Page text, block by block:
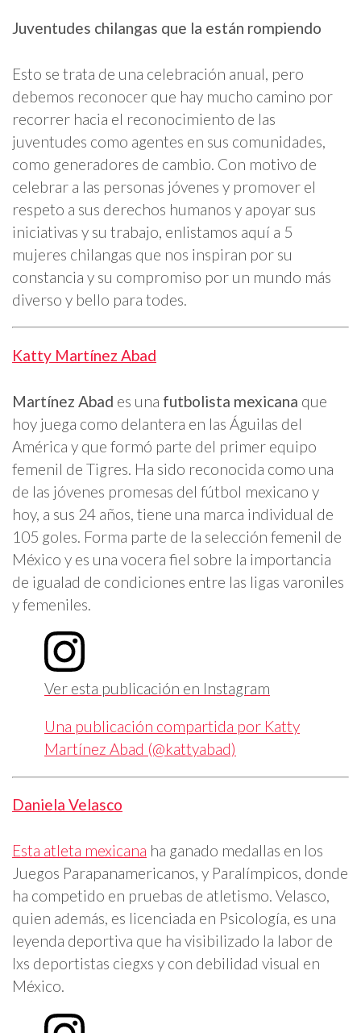
Juventudes chilangas que la están rompiendo
Esto se trata de una celebración anual, pero
debemos reconocer que hay mucho camino por
recorrer hacia el reconocimiento de las
juventudes como agentes en sus comunidades,
como generadores de cambio. Con motivo de
celebrar a las personas jóvenes y promover el
respeto a sus derechos humanos y apoyar sus
iniciativas y su trabajo, enlistamos aquí a 5
mujeres chilangas que nos inspiran por su
constancia y su compromiso por un mundo más
diverso y bello para todes.
Katty Martínez Abad
Martínez Abad es una futbolista mexicana que
hoy juega como delantera en las Águilas del
América y que formó parte del primer equipo
femenil de Tigres. Ha sido reconocida como una
de las jóvenes promesas del fútbol mexicano y
hoy, a sus 24 años, tiene una marca individual de
105 goles. Forma parte de la selección femenil de
México y es una vocera fiel sobre la importancia
de igualad de condiciones entre las ligas varoniles
y femeniles.
Ver esta publicación en Instagram
Una publicación compartida por Katty
Martínez Abad (@kattyabad)
Daniela Velasco
Esta atleta mexicana ha ganado medallas en los
Juegos Parapanamericanos, y Paralímpicos, donde
ha competido en pruebas de atletismo. Velasco,
quien además, es licenciada en Psicología, es una
leyenda deportiva que ha visibilizado la labor de
lxs deportistas ciegxs y con debilidad visual en
México.